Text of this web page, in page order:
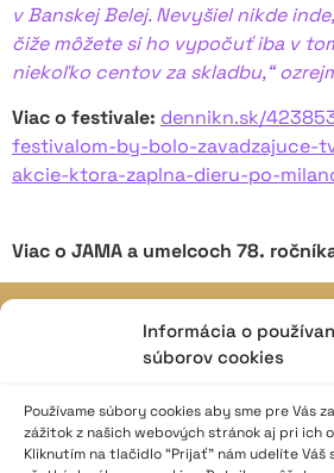
Informácia o
súborov cookies
Používame súbory cookies aby sme pre Vás
zážitok z našich webových stránok aj pri ich
Kliknutím na tlačidlo “Prijať” nám udelíte Váš
v Banskej Belej. Nevyšiel nikde
čiže môžete si ho vypočuť iba v
niekoľko centov za skladbu,“
Viac o festivale: dennikn.sk/
festivalom-by-bolo-zavadzajuce-
akcie-ktora-zaplna-dieru-po-
Viac o JAMA a umelcoch 78.
e-mail: javisko.noc@nocka.sk
Nám. SNP č. 12, 812 34 Bratislava